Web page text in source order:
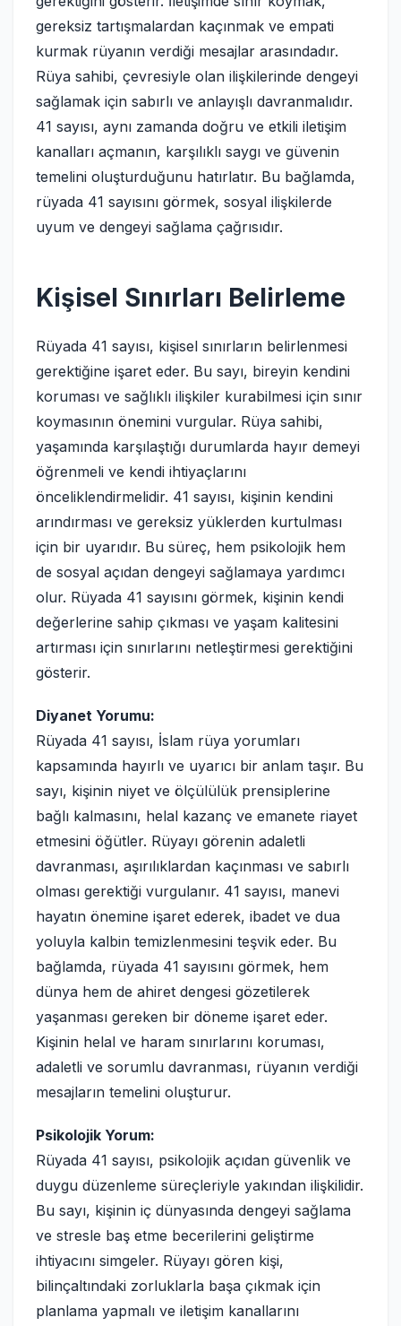
gereksiz tartışmalardan kaçınmak ve empati
kurmak rüyanın verdiği mesajlar arasındadır.
Rüya sahibi, çevresiyle olan ilişkilerinde dengeyi
sağlamak için sabırlı ve anlayışlı davranmalıdır.
41 sayısı, aynı zamanda doğru ve etkili iletişim
kanalları açmanın, karşılıklı saygı ve güvenin
temelini oluşturduğunu hatırlatır. Bu bağlamda,
rüyada 41 sayısını görmek, sosyal ilişkilerde
uyum ve dengeyi sağlama çağrısıdır.
Kişisel Sınırları Belirleme
Rüyada 41 sayısı, kişisel sınırların belirlenmesi
gerektiğine işaret eder. Bu sayı, bireyin kendini
koruması ve sağlıklı ilişkiler kurabilmesi için sınır
koymasının önemini vurgular. Rüya sahibi,
yaşamında karşılaştığı durumlarda hayır demeyi
öğrenmeli ve kendi ihtiyaçlarını
önceliklendirmelidir. 41 sayısı, kişinin kendini
arındırması ve gereksiz yüklerden kurtulması
için bir uyarıdır. Bu süreç, hem psikolojik hem
de sosyal açıdan dengeyi sağlamaya yardımcı
olur. Rüyada 41 sayısını görmek, kişinin kendi
değerlerine sahip çıkması ve yaşam kalitesini
artırması için sınırlarını netleştirmesi gerektiğini
gösterir.
Diyanet Yorumu:
Rüyada 41 sayısı, İslam rüya yorumları
kapsamında hayırlı ve uyarıcı bir anlam taşır. Bu
sayı, kişinin niyet ve ölçülülük prensiplerine
bağlı kalmasını, helal kazanç ve emanete riayet
etmesini öğütler. Rüyayı görenin adaletli
davranması, aşırılıklardan kaçınması ve sabırlı
olması gerektiği vurgulanır. 41 sayısı, manevi
hayatın önemine işaret ederek, ibadet ve dua
yoluyla kalbin temizlenmesini teşvik eder. Bu
bağlamda, rüyada 41 sayısını görmek, hem
dünya hem de ahiret dengesi gözetilerek
yaşanması gereken bir döneme işaret eder.
Kişinin helal ve haram sınırlarını koruması,
adaletli ve sorumlu davranması, rüyanın verdiği
mesajların temelini oluşturur.
Psikolojik Yorum:
Rüyada 41 sayısı, psikolojik açıdan güvenlik ve
duygu düzenleme süreçleriyle yakından ilişkilidir.
Bu sayı, kişinin iç dünyasında dengeyi sağlama
ve stresle baş etme becerilerini geliştirme
ihtiyacını simgeler. Rüyayı gören kişi,
bilinçaltındaki zorluklarla başa çıkmak için
planlama yapmalı ve iletişim kanallarını